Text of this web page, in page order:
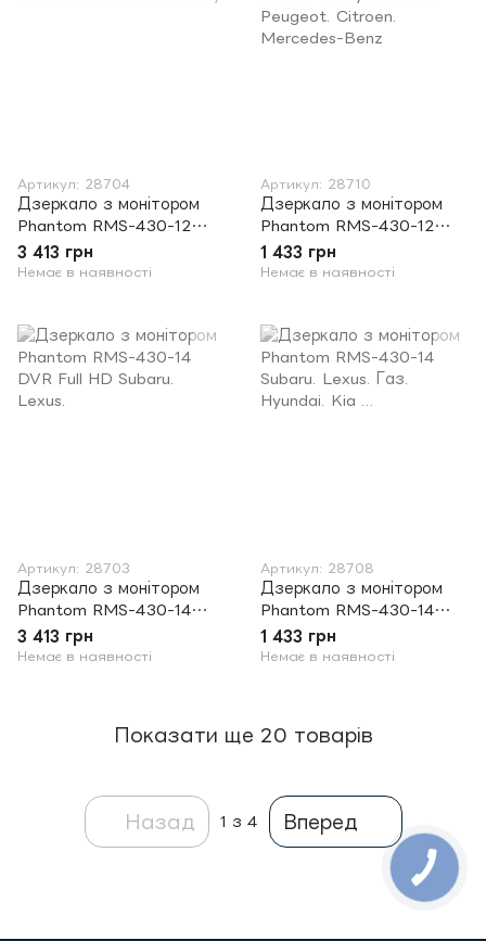
Артикул: 28704
Дзеркало з монітором
Phantom RMS-430-12
DVR Full HD Nissan. Geely.
3 413 грн
Немає в наявності
Артикул: 28710
Дзеркало з монітором
Phantom RMS-430-12
Nissan. Geely. Renault.
Peugeot. Citroen.
1 433 грн
Немає в наявності
Артикул: 28703
Дзеркало з монітором
Phantom RMS-430-14
DVR Full HD Subaru.
Lexus.
3 413 грн
Немає в наявності
Артикул: 28708
Дзеркало з монітором
Phantom RMS-430-14
Subaru. Lexus. Газ.
Hyundai. Kia ...
1 433 грн
Немає в наявності
Показати ще 20 товарів
Назад 1 з 4 Вперед